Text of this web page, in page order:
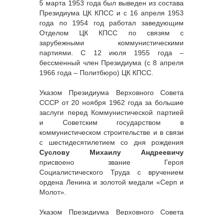
5 марта 1953 года был выведен из состава
Президиума ЦК КПСС и с 16 апреля 1953
года по 1954 год работал заведующим
Отделом ЦК КПСС по связям с
зарубежными коммунистическими
партиями. С 12 июля 1955 года –
бессменный член Президиума (с 8 апреля
1966 года – Политбюро) ЦК КПСС.
Указом Президиума Верховного Совета
СССР от 20 ноября 1962 года за большие
заслуги перед Коммунистической партией
и Советским государством в
коммунистическом строительстве и в связи
с шестидесятилетием со дня рождения
Суслову Михаилу Андреевичу
присвоено звание Героя
Социалистического Труда с вручением
ордена Ленина и золотой медали «Серп и
Молот».
Указом Президиума Верховного Совета